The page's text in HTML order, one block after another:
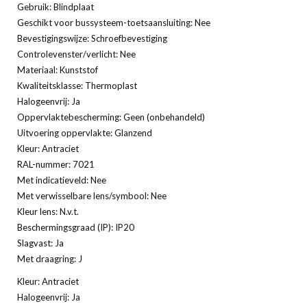
Gebruik: Blindplaat
Geschikt voor bussysteem-toetsaansluiting: Nee
Bevestigingswijze: Schroefbevestiging
Controlevenster/verlicht: Nee
Materiaal: Kunststof
Kwaliteitsklasse: Thermoplast
Halogeenvrij: Ja
Oppervlaktebescherming: Geen (onbehandeld)
Uitvoering oppervlakte: Glanzend
Kleur: Antraciet
RAL-nummer: 7021
Met indicatieveld: Nee
Met verwisselbare lens/symbool: Nee
Kleur lens: N.v.t.
Beschermingsgraad (IP): IP20
Slagvast: Ja
Met draagring: J
Kleur: Antraciet
Halogeenvrij: Ja